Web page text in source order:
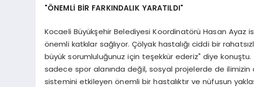
"ÖNEMLİ BİR FARKINDALIK YARATILDI"
Kocaeli Büyükşehir Belediyesi Koordinatörü Hasan Ayaz
önemli katkılar sağlıyor. Çölyak hastalığı ciddi bir
büyük sorumluluğunuz için teşekkür ederiz" diye konuştu.
sadece spor alanında değil, sosyal projelerde de ilimizin
sistemini etkileyen önemli bir hastalıktır ve nüfusun